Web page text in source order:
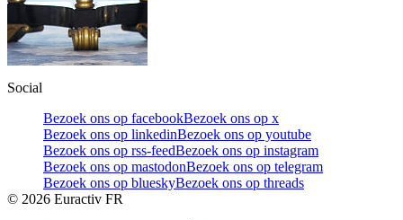
Social
Bezoek ons op facebookBezoek ons op x
Bezoek ons op linkedinBezoek ons op youtube
Bezoek ons op rss-feedBezoek ons op instagram
Bezoek ons op mastodonBezoek ons op telegram
Bezoek ons op blueskyBezoek ons op threads
© 2026 Euractiv FR